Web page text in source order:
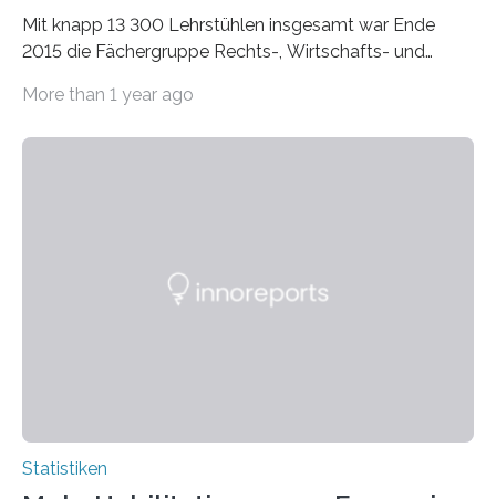
Mit knapp 13 300 Lehrstühlen insgesamt war Ende
2015 die Fächergruppe Rechts-, Wirtschafts- und
bei…
More than 1 year ago
Statistiken